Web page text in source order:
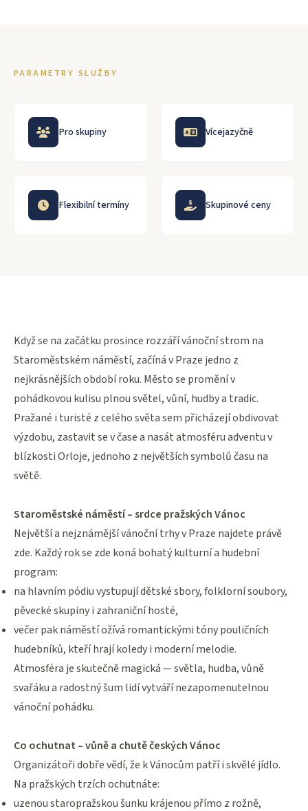
PARAMETRY SLUŽBY
Pro skupiny Vícejazyčně
Flexibilní termíny Skupinové ceny
Když se na začátku prosince rozzáří vánoční strom na
Staroměstském náměstí, začíná v Praze jedno z
nejkrásnějších období roku. Město se promění v
pohádkovou kulisu plnou světel, vůní, hudby a tradic.
Pražané i turisté z celého světa sem přicházejí obdivovat
výzdobu, zastavit se v čase a nasát atmosféru adventu v
blízkosti Orloje, jednoho z největších symbolů času na
světě.
Staroměstské náměstí – srdce pražských Vánoc
Největší a nejznámější vánoční trhy v Praze najdete právě
zde. Každý rok se zde koná bohatý kulturní a hudební
program:
na hlavním pódiu vystupují dětské sbory, folklorní soubory,
pěvecké skupiny i zahraniční hosté,
večer pak náměstí ožívá romantickými tóny pouličních
hudebníků, kteří hrají koledy i moderní melodie.
Atmosféra je skutečně magická — světla, hudba, vůně
svařáku a radostný šum lidí vytváří nezapomenutelnou
vánoční pohádku.
Co ochutnat – vůně a chutě českých Vánoc
Organizátoři dobře vědí, že k Vánocům patří i skvělé jídlo.
Na pražských trzích ochutnáte:
uzenou staropražskou šunku krájenou přímo z rožně,